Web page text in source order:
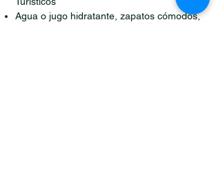
Agua o jugo hidratante, zapatos cómodos,